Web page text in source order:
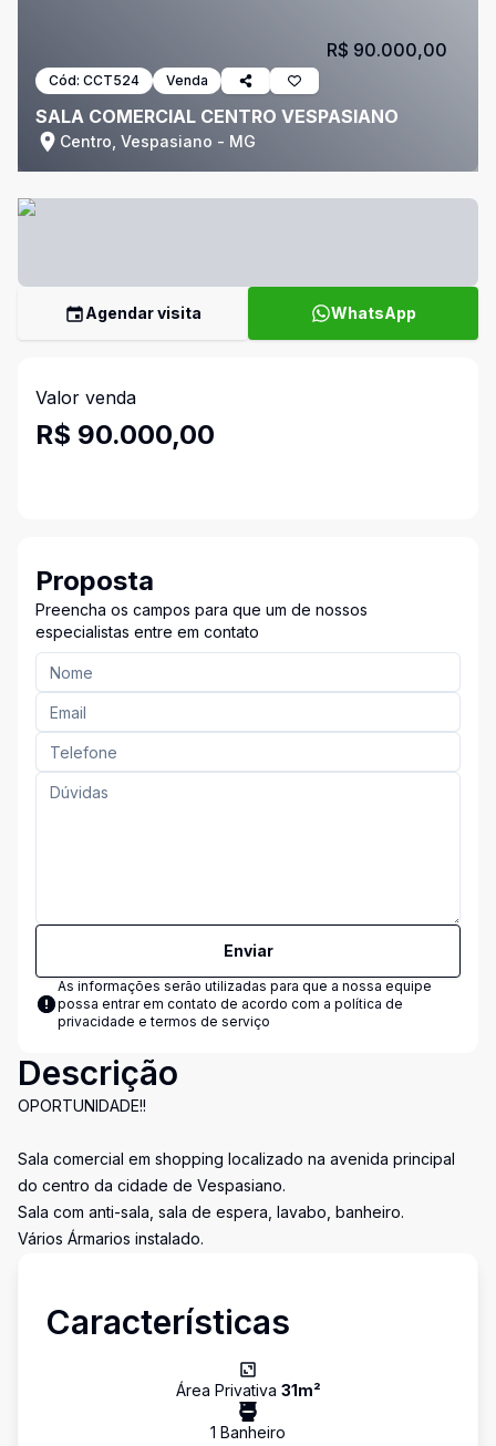
Cód: CCT524 Venda
SALA COMERCIAL CENTRO VESPASIANO
Centro, Vespasiano - MG
R$ 90.000,00
Agendar visita WhatsApp
Valor venda
R$ 90.000,00
Proposta
Preencha os campos para que um de nossos
especialistas entre em contato
Enviar
As informações serão utilizadas para que a nossa equipe
possa entrar em contato de acordo com a política de
privacidade e termos de serviço
Descrição
OPORTUNIDADE!!
Sala comercial em shopping localizado na avenida principal
do centro da cidade de Vespasiano.
Sala com anti-sala, sala de espera, lavabo, banheiro.
Vários Ármarios instalado.
Características
Área Privativa 31m²
1 Banheiro